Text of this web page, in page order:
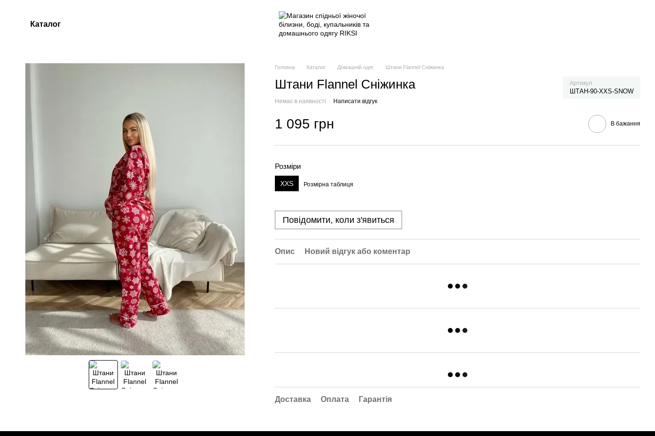
Каталог
Головна Каталог Домашній одяг Штани Flannel Сніжинка
Штани Flannel Сніжинка Артикул
ШТАН-90-XXS-SNOW
Немає в наявності Написати відгук
1 095 грн В бажання
Розміри
XXS Розмірна таблиця
Повідомити, коли з'явиться
Опис Новий відгук або коментар
Доставка Оплата Гарантія